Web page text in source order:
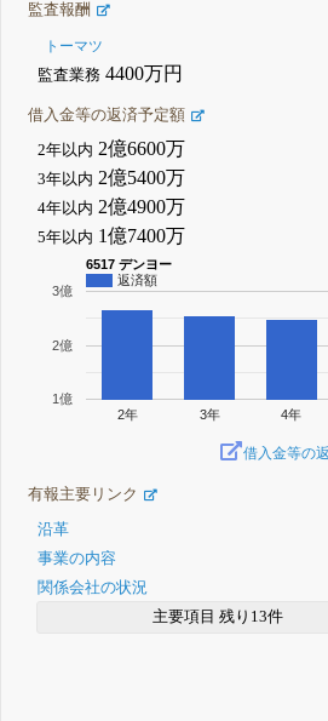
監査報酬
トーマツ
監査業務 4400万円
借入金等の返済予定額
2年以内 2億6600万
3年以内 2億5400万
4年以内 2億4900万
5年以内 1億7400万
6517 デンヨー
返済額
2年 3年 4年
1億
2億
3億
借入金等の
有報主要リンク
沿革
事業の内容
関係会社の状況
主要項目 残り13件